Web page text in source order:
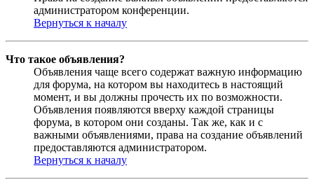
администратором конференции.
Вернуться к началу
Что такое объявления?
Объявления чаще всего содержат важную информацию
для форума, на котором вы находитесь в настоящий
момент, и вы должны прочесть их по возможности.
Объявления появляются вверху каждой страницы
форума, в котором они созданы. Так же, как и с
важными объявлениями, права на создание объявлений
предоставляются администратором.
Вернуться к началу